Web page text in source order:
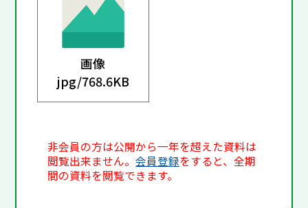
画像
jpg/768.6KB
非会員の方は公開から一年を超えた資料は
閲覧出来ません。会員登録をすると、全期
間の資料を閲覧できます。